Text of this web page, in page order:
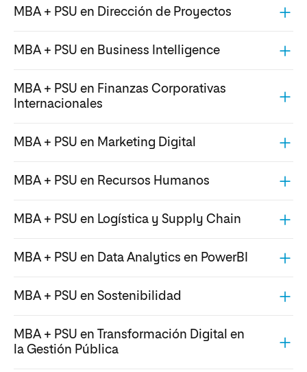
MBA + PSU en Dirección de Proyectos
MBA + PSU en Business Intelligence
MBA + PSU en Finanzas Corporativas
Internacionales
MBA + PSU en Marketing Digital
MBA + PSU en Recursos Humanos
MBA + PSU en Logística y Supply Chain
MBA + PSU en Data Analytics en PowerBI
MBA + PSU en Sostenibilidad
MBA + PSU en Transformación Digital en
la Gestión Pública